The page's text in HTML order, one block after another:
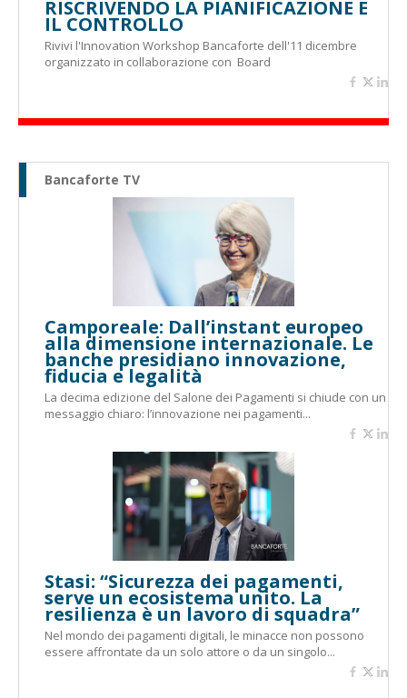
RISCRIVENDO LA PIANIFICAZIONE E
IL CONTROLLO
Rivivi l'Innovation Workshop Bancaforte dell'11 dicembre
organizzato in collaborazione con Board
Bancaforte TV
Camporeale: Dall’instant europeo
alla dimensione internazionale. Le
banche presidiano innovazione,
fiducia e legalità
La decima edizione del Salone dei Pagamenti si chiude con un
messaggio chiaro: l’innovazione nei pagamenti...
Stasi: “Sicurezza dei pagamenti,
serve un ecosistema unito. La
resilienza è un lavoro di squadra”
Nel mondo dei pagamenti digitali, le minacce non possono
essere affrontate da un solo attore o da un singolo...